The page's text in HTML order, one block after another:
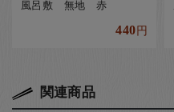
風呂敷 無地 赤
440円
関連商品